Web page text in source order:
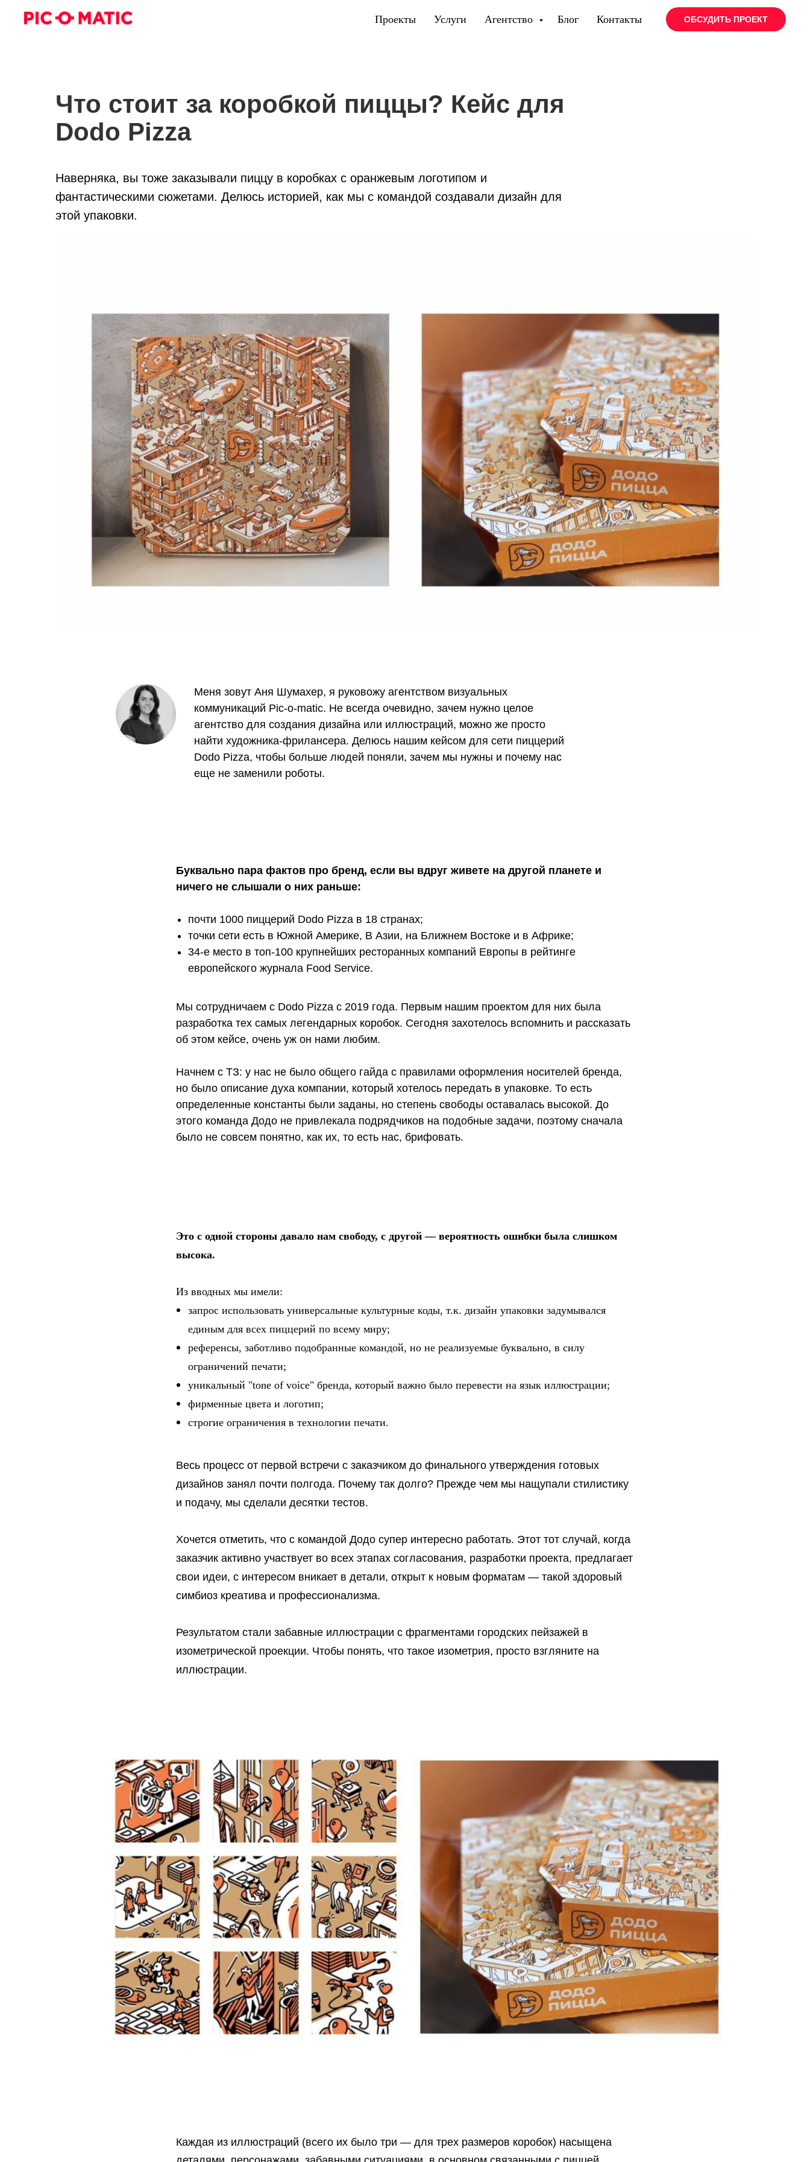
Проекты Услуги Агентство Блог Контакты ОБСУДИТЬ ПРОЕКТ
Что стоит за коробкой пиццы? Кейс для
Dodo Pizza
Наверняка, вы тоже заказывали пиццу в коробках с оранжевым логотипом и
фантастическими сюжетами. Делюсь историей, как мы с командой создавали дизайн для
этой упаковки.
Меня зовут Аня Шумахер, я руковожу агентством визуальных
коммуникаций Pic-o-matic. Не всегда очевидно, зачем нужно целое
агентство для создания дизайна или иллюстраций, можно же просто
найти художника-фрилансера. Делюсь нашим кейсом для сети пиццерий
Dodo Pizza, чтобы больше людей поняли, зачем мы нужны и почему нас
еще не заменили роботы.
Буквально пара фактов про бренд, если вы вдруг живете на другой планете и
ничего не слышали о них раньше:
почти 1000 пиццерий Dodo Pizza в 18 странах;
точки сети есть в Южной Америке, В Азии, на Ближнем Востоке и в Африке;
34-е место в топ-100 крупнейших ресторанных компаний Европы в рейтинге
европейского журнала Food Service.
Мы сотрудничаем с Dodo Pizza с 2019 года. Первым нашим проектом для них была
разработка тех самых легендарных коробок. Сегодня захотелось вспомнить и рассказать
об этом кейсе, очень уж он нами любим.
Начнем с ТЗ: у нас не было общего гайда с правилами оформления носителей бренда,
но было описание духа компании, который хотелось передать в упаковке. То есть
определенные константы были заданы, но степень свободы оставалась высокой. До
этого команда Додо не привлекала подрядчиков на подобные задачи, поэтому сначала
было не совсем понятно, как их, то есть нас, брифовать.
Это с одной стороны давало нам свободу, с другой — вероятность ошибки была слишком
высока.
Из вводных мы имели:
запрос использовать универсальные культурные коды, т.к. дизайн упаковки задумывался
единым для всех пиццерий по всему миру;
референсы, заботливо подобранные командой, но не реализуемые буквально, в силу
ограничений печати;
уникальный "tone of voice" бренда, который важно было перевести на язык иллюстрации;
фирменные цвета и логотип;
строгие ограничения в технологии печати.
Весь процесс от первой встречи с заказчиком до финального утверждения готовых
дизайнов занял почти полгода. Почему так долго? Прежде чем мы нащупали стилистику
и подачу, мы сделали десятки тестов.
Хочется отметить, что с командой Додо супер интересно работать. Этот тот случай, когда
заказчик активно участвует во всех этапах согласования, разработки проекта, предлагает
свои идеи, с интересом вникает в детали, открыт к новым форматам — такой здоровый
симбиоз креатива и профессионализма.
Результатом стали забавные иллюстрации с фрагментами городских пейзажей в
изометрической проекции. Чтобы понять, что такое изометрия, просто взгляните на
иллюстрации.
Каждая из иллюстраций (всего их было три — для трех размеров коробок) насыщена